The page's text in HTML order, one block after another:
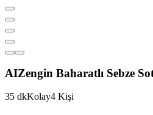
AIZengin Baharatlı Sebze
35 dkKolay4 Kişi